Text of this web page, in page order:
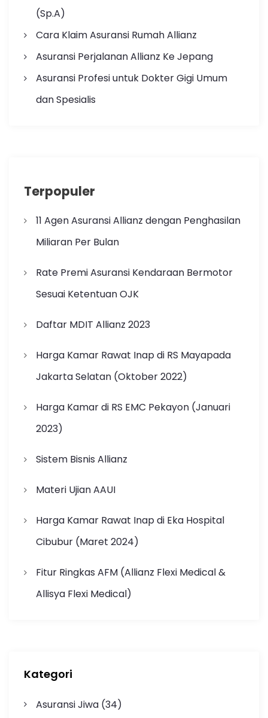
(Sp.A)
Cara Klaim Asuransi Rumah Allianz
Asuransi Perjalanan Allianz Ke Jepang
Asuransi Profesi untuk Dokter Gigi Umum
dan Spesialis
Terpopuler
11 Agen Asuransi Allianz dengan Penghasilan
Miliaran Per Bulan
Rate Premi Asuransi Kendaraan Bermotor
Sesuai Ketentuan OJK
Daftar MDIT Allianz 2023
Harga Kamar Rawat Inap di RS Mayapada
Jakarta Selatan (Oktober 2022)
Harga Kamar di RS EMC Pekayon (Januari
2023)
Sistem Bisnis Allianz
Materi Ujian AAUI
Harga Kamar Rawat Inap di Eka Hospital
Cibubur (Maret 2024)
Fitur Ringkas AFM (Allianz Flexi Medical &
Allisya Flexi Medical)
Kategori
Asuransi Jiwa(34)